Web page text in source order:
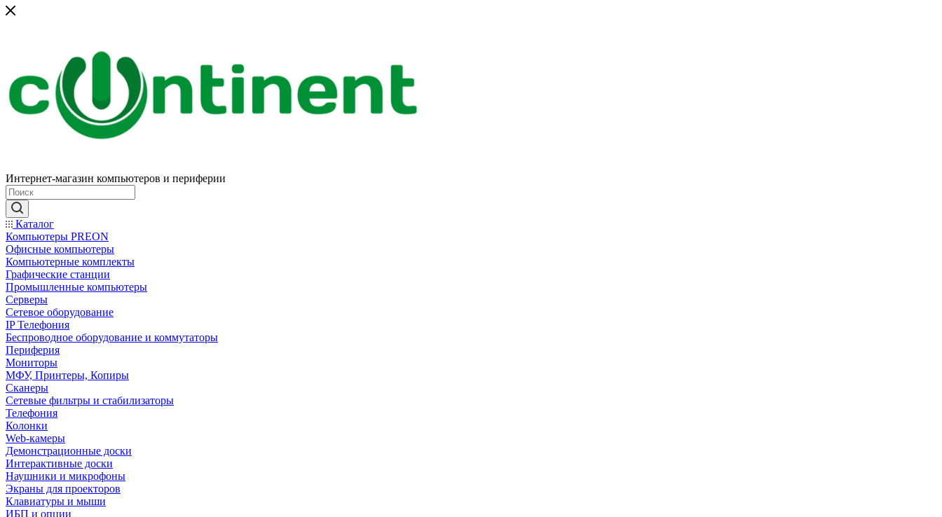
Интернет-магазин компьютеров и периферии
Каталог
Компьютеры PREON
Офисные компьютеры
Компьютерные комплекты
Графические станции
Промышленные компьютеры
Серверы
Сетевое оборудование
IP Телефония
Беспроводное оборудование и коммутаторы
Периферия
Мониторы
МФУ, Принтеры, Копиры
Сканеры
Сетевые фильтры и стабилизаторы
Телефония
Колонки
Web-камеры
Демонстрационные доски
Интерактивные доски
Наушники и микрофоны
Экраны для проекторов
Клавиатуры и мыши
ИБП и опции